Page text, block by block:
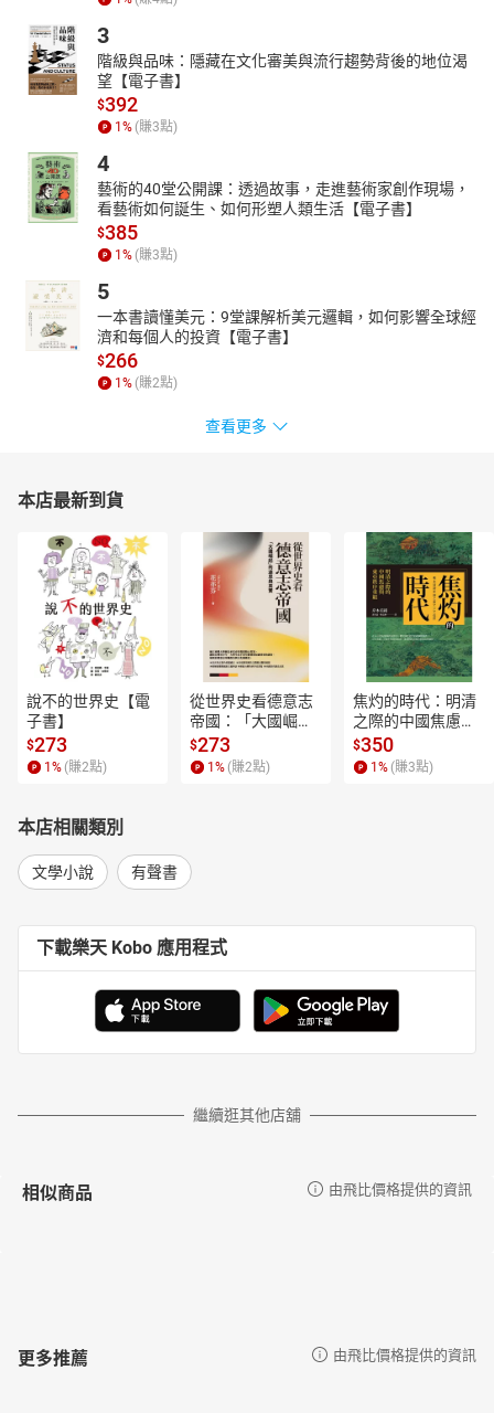
3
階級與品味：隱藏在文化審美與流行趨勢背後的地位渴
望【電子書】
$392
1% (賺3點)
4
藝術的40堂公開課：透過故事，走進藝術家創作現場，
看藝術如何誕生、如何形塑人類生活【電子書】
$385
1% (賺3點)
5
一本書讀懂美元：9堂課解析美元邏輯，如何影響全球經
濟和每個人的投資【電子書】
$266
1% (賺2點)
查看更多
本店最新到貨
說不的世界史【電
子書】
$273
1 % (賺2點)
從世界史看德意志
帝國：「大國崛
起」的迷思與真實
【電子書】
$273
1 % (賺2點)
焦灼的時代：明清
之際的中國焦慮與
東亞秩序重組【電
子書】
$350
1 % (賺3點)
本店相關類別
文學小說 有聲書
下載樂天 Kobo 應用程式
繼續逛其他店舖
相似商品 由飛比價格提供的資訊
更多推薦 由飛比價格提供的資訊